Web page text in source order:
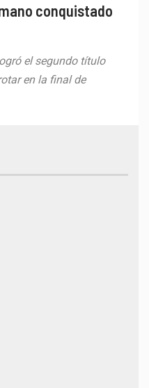
conquistado
el segundo título
en la final de